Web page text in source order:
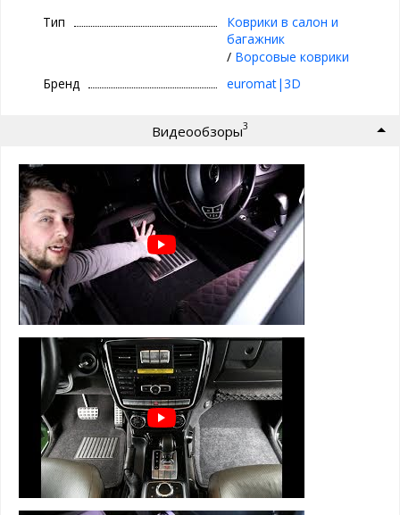
Коврики 3D|Euromat
⊕ объединяют лучшие качества резиновых и
⊕ надежно фиксируются повторяя геометрию
⊕ используются круглый год - забудьте про
лужи под ногами зимой
⊕ имеют подпятник из термопластика
⊕ легко чистятся и просты в уходе
3D коврики Euromat серии BUSINESS
состоят из 4 слоев:
1 слой - супер прочная и мягкая велюровая
ткань
2 слой - вспененная, пористая резина для
устранения влаги, тепло и звукоизоляции
3 слой - армированная металлическая сетка,
которая держит форму
4 слой - антискользящий для надежной
фиксации
Тип
Коврики в салон и
багажник
/ Ворсовые коврики
Бренд
euromat|3D
Видеообзоры3